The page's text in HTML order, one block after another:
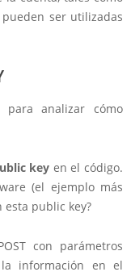
ser utilizadas
para analizar cómo
key en el código.
(el ejemplo más
esta public key?
con parámetros
información en el